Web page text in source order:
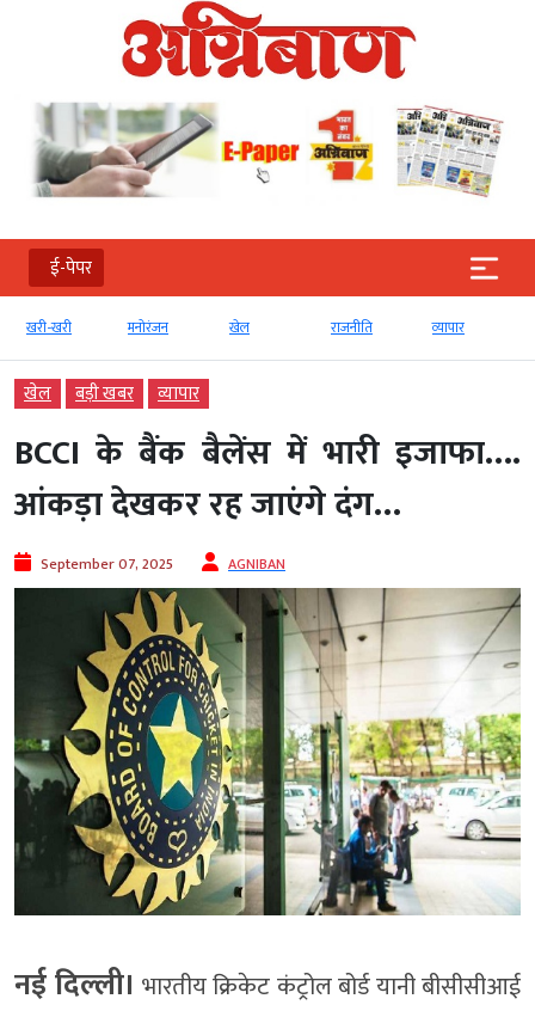
ई-पेपर
खरी-खरी मनोरंजन खेल राजनीति व्‍यापार
खेल बड़ी खबर व्‍यापार
BCCI के बैंक बैलेंस में भारी इजाफा….
आंकड़ा देखकर रह जाएंगे दंग…
September 07, 2025 AGNIBAN
नई दिल्ली। भारतीय क्रिकेट कंट्रोल बोर्ड यानी बीसीसीआई